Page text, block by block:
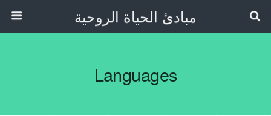
مبادئ الحياة الروحية
Languages